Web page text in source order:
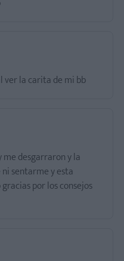
ver la carita de mi bb
desgarraron y la
sentarme y esta
por los consejos